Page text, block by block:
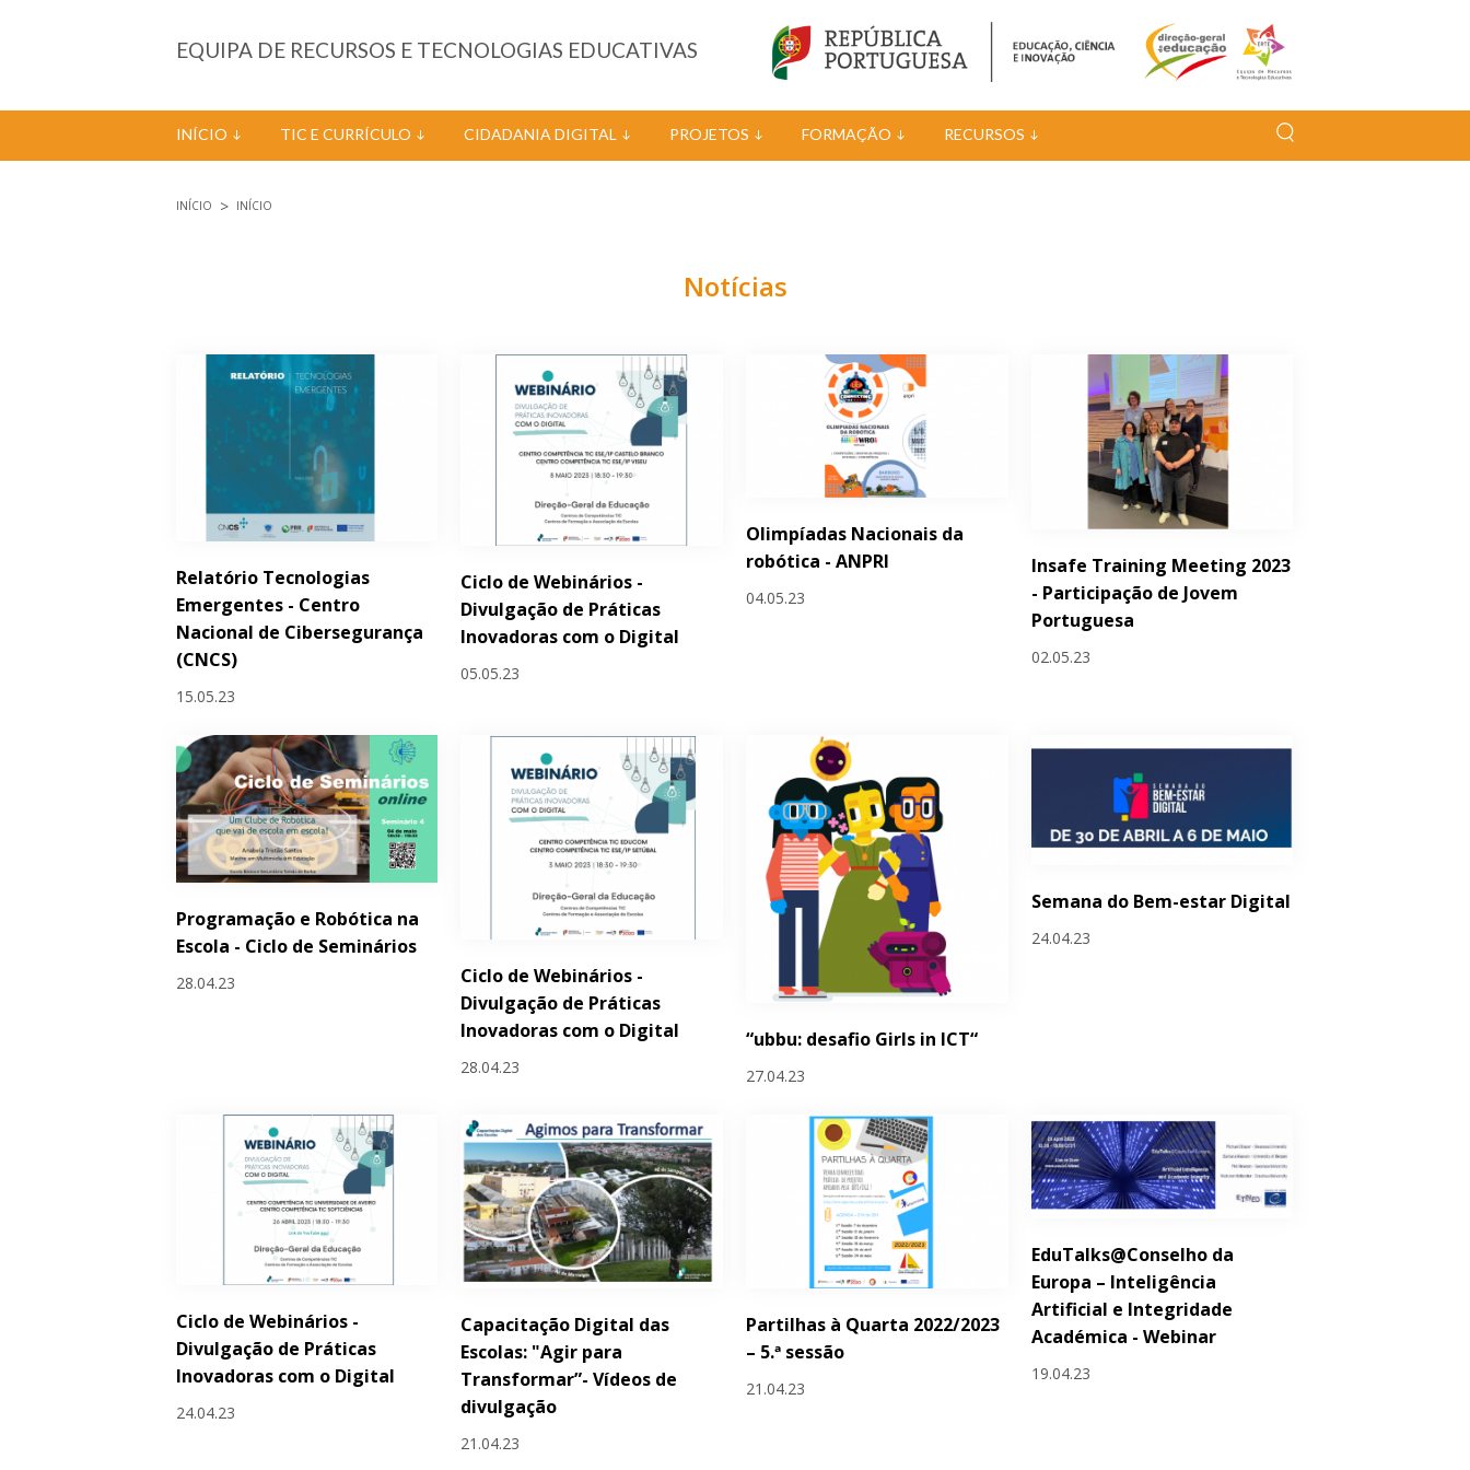
EQUIPA DE RECURSOS E TECNOLOGIAS EDUCATIVAS
INÍCIO TIC E CURRÍCULO CIDADANIA DIGITAL PROJETOS FORMAÇÃO RECURSOS
INÍCIO INÍCIO
Notícias
Relatório Tecnologias
Emergentes - Centro
Nacional de Cibersegurança
(CNCS)
15.05.23
Ciclo de Webinários -
Divulgação de Práticas
Inovadoras com o Digital
05.05.23
Olimpíadas Nacionais da
robótica - ANPRI
04.05.23
Insafe Training Meeting 2023
- Participação de Jovem
Portuguesa
02.05.23
Programação e Robótica na
Escola - Ciclo de Seminários
28.04.23
Ciclo de Webinários -
Divulgação de Práticas
Inovadoras com o Digital
28.04.23
“ubbu: desafio Girls in ICT“
27.04.23
Semana do Bem-estar Digital
24.04.23
Ciclo de Webinários -
Divulgação de Práticas
Inovadoras com o Digital
24.04.23
Capacitação Digital das
Escolas: "Agir para
Transformar”- Vídeos de
divulgação
21.04.23
Partilhas à Quarta 2022/2023
– 5.ª sessão
21.04.23
EduTalks@Conselho da
Europa – Inteligência
Artificial e Integridade
Académica - Webinar
19.04.23
Páginas